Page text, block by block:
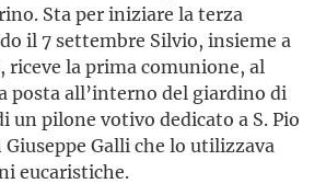
Sta per iniziare la terza
il 7 settembre Silvio, insieme a
riceve la prima comunione, al
posta all’interno del giardino di
un pilone votivo dedicato a S. Pio
Galli che lo utilizzava
eucaristiche.